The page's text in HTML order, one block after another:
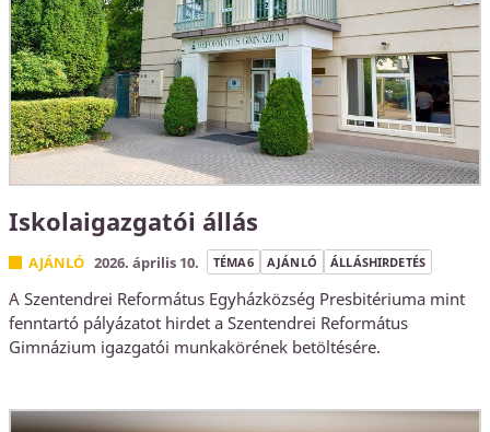
Iskolaigazgatói állás
AJÁNLÓ 2026. április 10. TÉMA6 AJÁNLÓ ÁLLÁSHIRDETÉS
A Szentendrei Református Egyházközség Presbitériuma mint
fenntartó pályázatot hirdet a Szentendrei Református
Gimnázium igazgatói munkakörének betöltésére.